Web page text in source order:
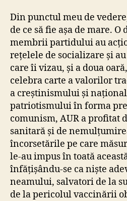
Din punctul meu de
de ce să fie așa de mare. O
membrii partidului au
rețelele de socializare și
care îi vizau, și a doua
celebra carte a valorilor
a creștinismului și
patriotismului în forma
comunism, AUR a profitat
sanitară și de
încorsetările pe care
le-au impus în toată
înfățișându-se ca niște
neamului, salvatori de la
de la pericolul vaccinării